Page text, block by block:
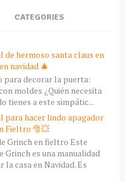
CATEGORIES
hermoso santa claus en
navidad 🎄
para decorar la puerta:
moldes ¿Quién necesita
tienes a este simpátic...
para hacer lindo apagador
Fieltro 🎅💥
Grinch en fieltro Este
Grinch es una manualidad
casa en Navidad. Es